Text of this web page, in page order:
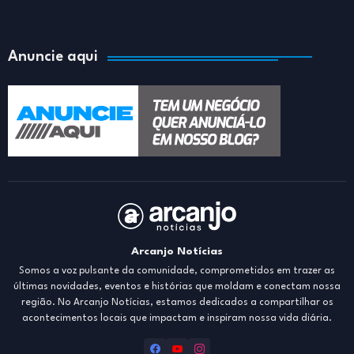
Anuncie aqui
Arcanjo Notícias
Somos a voz pulsante da comunidade, comprometidos em trazer as
últimas novidades, eventos e histórias que moldam e conectam nossa
região. No Arcanjo Notícias, estamos dedicados a compartilhar os
acontecimentos locais que impactam e inspiram nossa vida diária.